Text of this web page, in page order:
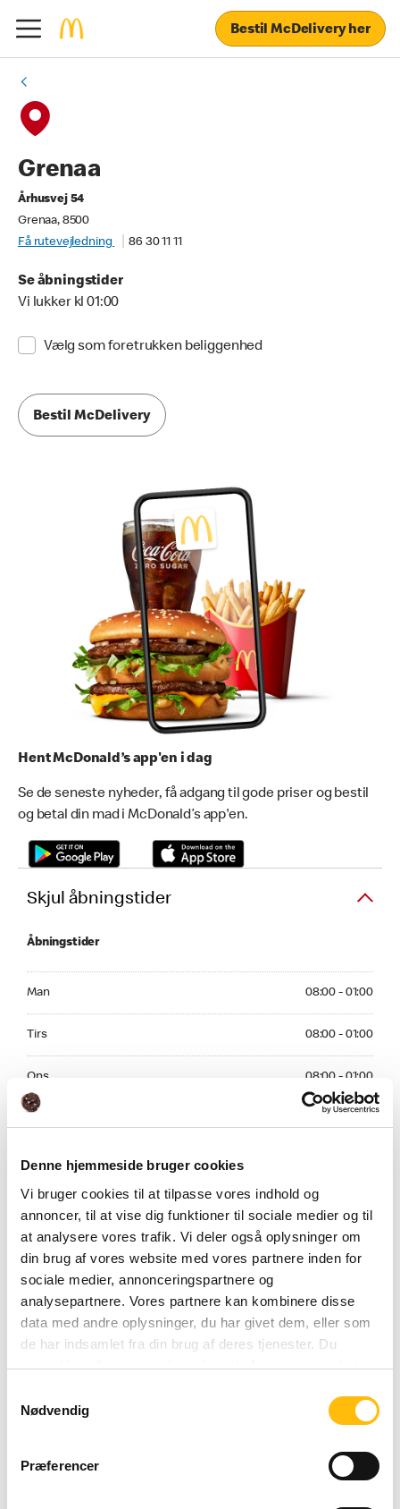
Denne hjemmeside bruger cookies
Vi bruger cookies til at tilpasse vores indhold og
annoncer, til at vise dig funktioner til sociale medier og til
at analysere vores trafik. Vi deler også oplysninger om
din brug af vores website med vores partnere inden for
sociale medier, annonceringspartnere og
analysepartnere. Vores partnere kan kombinere disse
data med andre oplysninger, du har givet dem, eller som
de har indsamlet fra din brug af deres tjenester. Du
samtykker til vores cookies, hvis du fortsætter med at
Nødvendig
Præferencer
Bestil McDelivery her
Grenaa
Århusvej 54
Grenaa, 8500
Få rutevejledning
86 30 11 11
Se åbningstider
Vi lukker kl 01:00
Vælg som foretrukken beliggenhed
Bestil McDelivery
Hent McDonald’s app'en i dag
Se de seneste nyheder, få adgang til gode priser og bestil
og betal din mad i McDonald’s app'en.
Skjul åbningstider
Åbningstider
Man 08:00 - 01:00
Tirs 08:00 - 01:00
Ons 08:00 - 01:00
Thursday 08:00 - 01:00
Fre
Lør 08:00 - 01:00
Saturday 08:00 - 01:00
Søn 08:00 - 01:00
Sunday 08:00 - 01:00